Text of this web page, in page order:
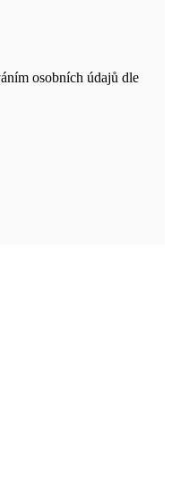
osobních údajů dle